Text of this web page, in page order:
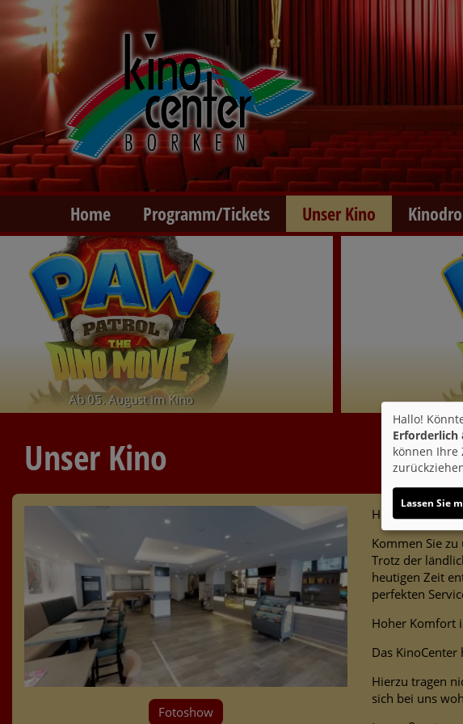
Home Programm/Tickets Unser Kino
Ab 05. August im Kino
Unser Kino
Fotoshow
Herzlich
Kommen Sie
Trotz der
heutigen Zeit
perfekten
Hoher Komfort
Das
Hierzu tragen
sich bei uns
Hallo!
Erforderlich
können
Lassen Sie